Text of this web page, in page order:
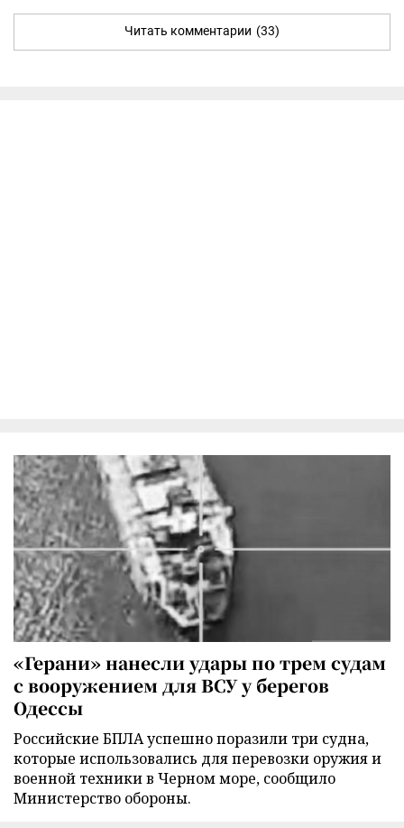
Читать комментарии (33)
«Герани» нанесли удары по трем судам
с вооружением для ВСУ у берегов
Одессы
Российские БПЛА успешно поразили три судна,
которые использовались для перевозки оружия и
военной техники в Черном море, сообщило
Министерство обороны.